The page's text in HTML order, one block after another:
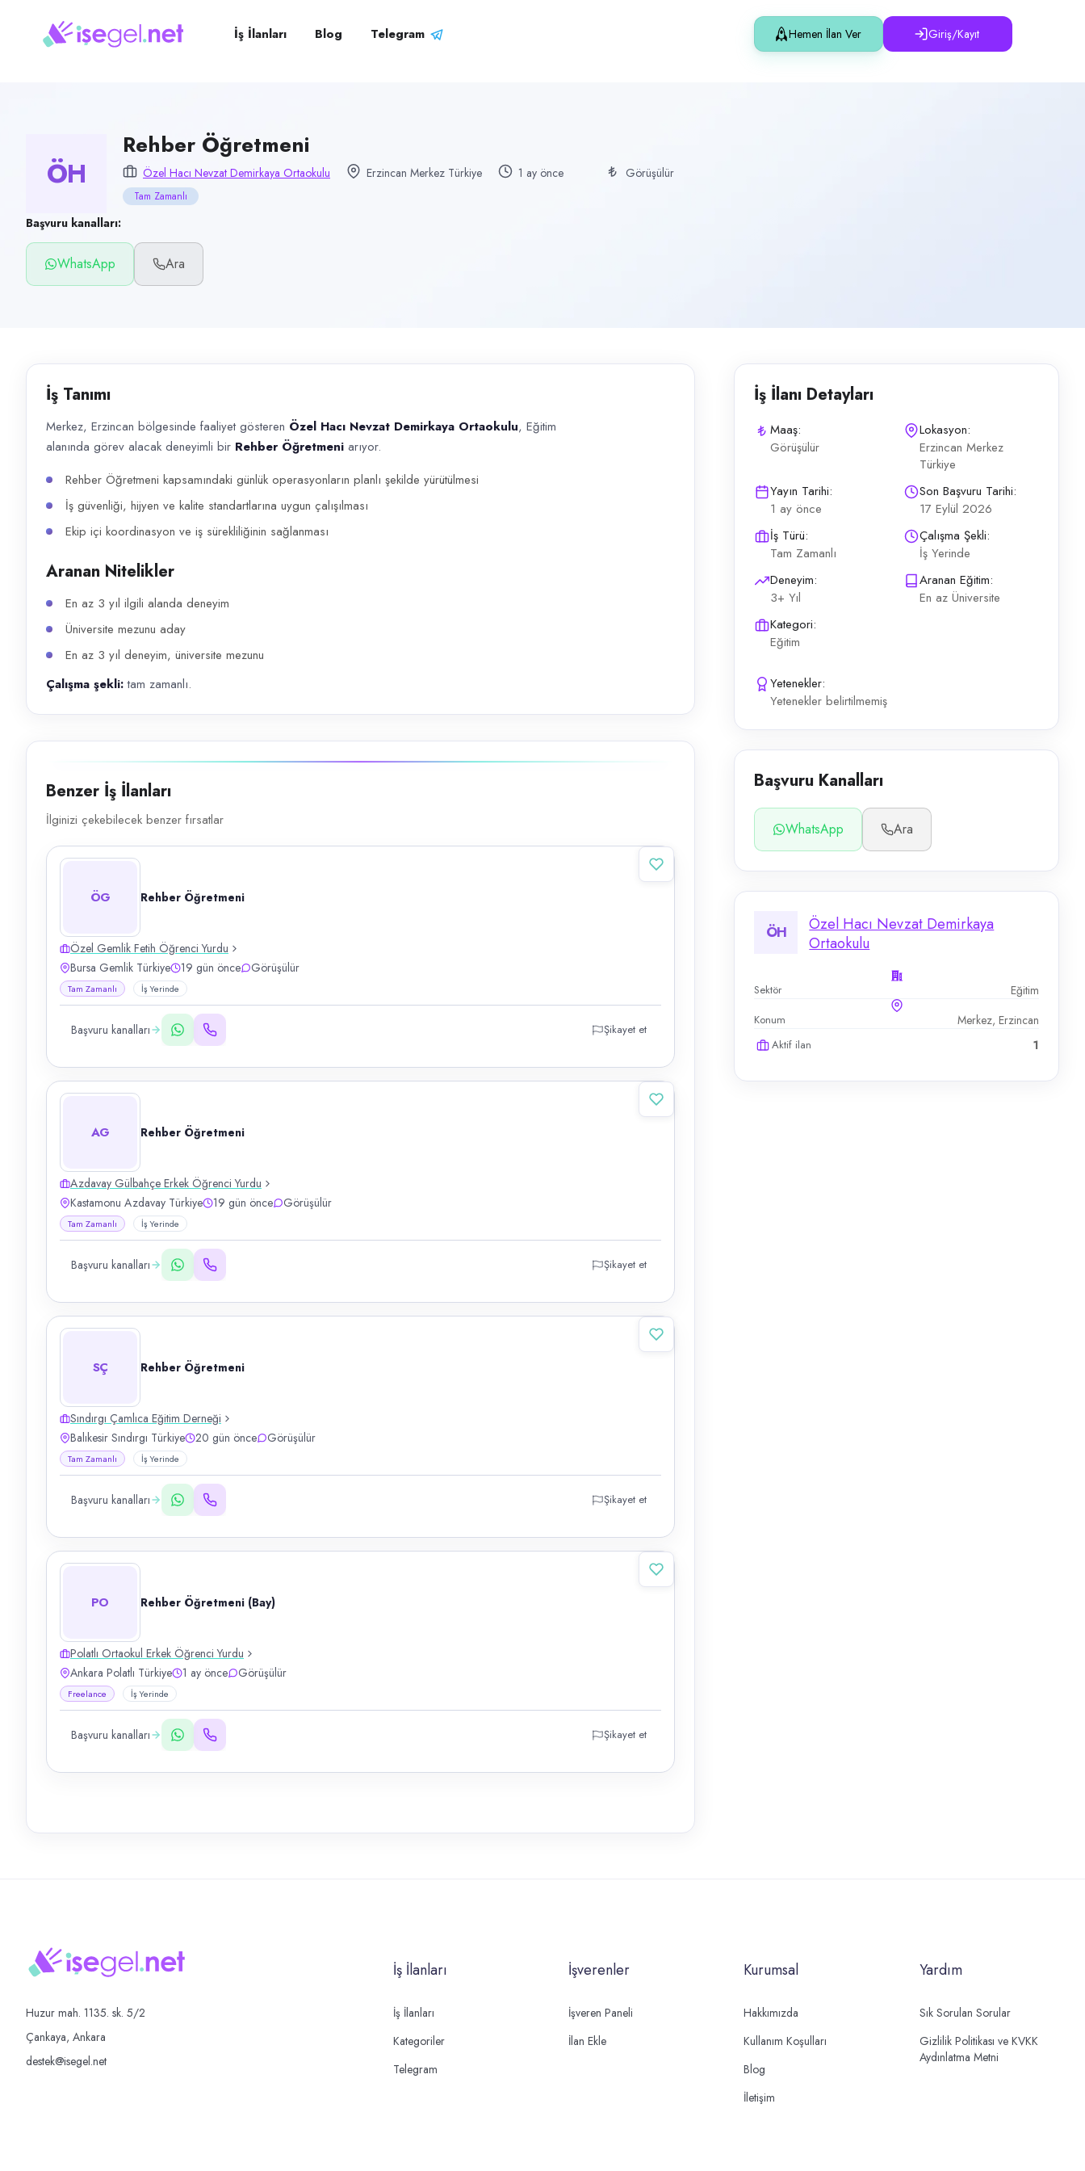
Rehber Öğretmeni
Merkez, Erzincan
Çalışma şekli
Tam Zamanlı · Ofis
Yayın tarihi
19 Haziran 2026
Başvuru kanalları
WhatsApp, Telefon
İlan açıklaması
Merkez, Erzincan bölgesinde faaliyet gösteren Özel Hacı Nevzat Demirkaya Ortaokulu , Eğitim alanında görev alacak deneyimli bir Rehber Öğretmeni arıyor. Rehber Öğretmeni kapsamındaki günlük
İş İlanları Blog Telegram Hemen İlan Ver Giriş/Kayıt
ÖH
Rehber Öğretmeni
Özel Hacı Nevzat Demirkaya Ortaokulu Erzincan Merkez Türkiye 1 ay önce Görüşülür
Tam Zamanlı
Başvuru kanalları:
WhatsApp Ara
İş Tanımı
Merkez, Erzincan bölgesinde faaliyet gösteren Özel Hacı Nevzat Demirkaya Ortaokulu, Eğitim
alanında görev alacak deneyimli bir Rehber Öğretmeni arıyor.
Rehber Öğretmeni kapsamındaki günlük operasyonların planlı şekilde yürütülmesi
İş güvenliği, hijyen ve kalite standartlarına uygun çalışılması
Ekip içi koordinasyon ve iş sürekliliğinin sağlanması
Aranan Nitelikler
En az 3 yıl ilgili alanda deneyim
Üniversite mezunu aday
En az 3 yıl deneyim, üniversite mezunu
Çalışma şekli:tam zamanlı.
İş İlanı Detayları
Maaş:
Görüşülür
Lokasyon:
Erzincan Merkez
Türkiye
Yayın Tarihi:
1 ay önce
Son Başvuru Tarihi:
17 Eylül 2026
İş Türü:
Tam Zamanlı
Çalışma Şekli:
İş Yerinde
Deneyim:
3+ Yıl
Aranan Eğitim:
En az Üniversite
Kategori:
Eğitim
Yetenekler:
Yetenekler belirtilmemiş
Başvuru Kanalları
WhatsApp Ara
ÖH
Özel Hacı Nevzat Demirkaya
Ortaokulu
Sektör Eğitim
Konum Merkez, Erzincan
Aktif ilan 1
Benzer İş İlanları
İlginizi çekebilecek benzer fırsatlar
ÖG Rehber Öğretmeni
Özel Gemlik Fetih Öğrenci Yurdu
Bursa Gemlik Türkiye
19 gün önce Görüşülür
Tam Zamanlı İş Yerinde
Başvuru kanalları Şikayet et
AG Rehber Öğretmeni
Azdavay Gülbahçe Erkek Öğrenci Yurdu
Kastamonu Azdavay Türkiye
19 gün önce Görüşülür
Tam Zamanlı İş Yerinde
Başvuru kanalları Şikayet et
SÇ Rehber Öğretmeni
Sındırgı Çamlıca Eğitim Derneği
Balıkesir Sındırgı Türkiye
20 gün önce Görüşülür
Tam Zamanlı İş Yerinde
Başvuru kanalları Şikayet et
PO Rehber Öğretmeni (Bay)
Polatlı Ortaokul Erkek Öğrenci Yurdu
Ankara Polatlı Türkiye
1 ay önce Görüşülür
Freelance İş Yerinde
Başvuru kanalları Şikayet et
Huzur mah. 1135. sk. 5/2
Çankaya, Ankara
destek@isegel.net
İş İlanları
İş İlanları
Kategoriler
Telegram
İşverenler
İşveren Paneli
İlan Ekle
Kurumsal
Hakkımızda
Kullanım Koşulları
Blog
İletişim
Yardım
Sık Sorulan Sorular
Gizlilik Politikası ve KVKK
Aydınlatma Metni